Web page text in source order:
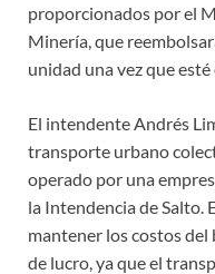
proporcionados por el
Minería, que
unidad una vez que
El intendente Andrés
transporte urbano
operado por una
la Intendencia de Salto.
mantener los costos
de lucro, ya que el